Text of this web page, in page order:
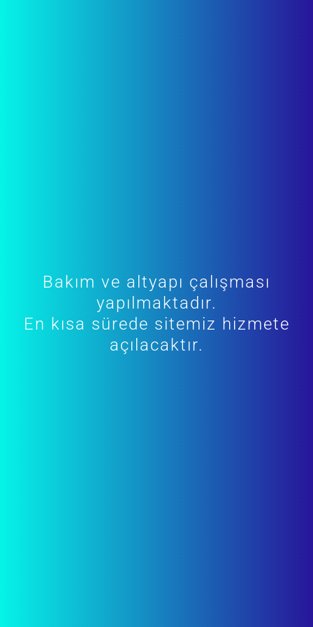
Bakım ve altyapı çalışması
yapılmaktadır.
En kısa sürede sitemiz hizmete
açılacaktır.